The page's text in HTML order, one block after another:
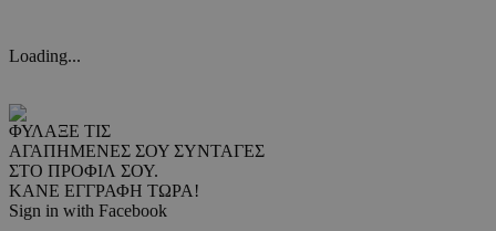
Loading...
ΦΥΛΑΞΕ ΤΙΣ
ΑΓΑΠΗΜΕΝΕΣ ΣΟΥ ΣΥΝΤΑΓΕΣ
ΣΤΟ ΠΡΟΦΙΛ ΣΟΥ.
ΚΑΝΕ ΕΓΓΡΑΦΗ ΤΩΡΑ!
Sign in with Facebook